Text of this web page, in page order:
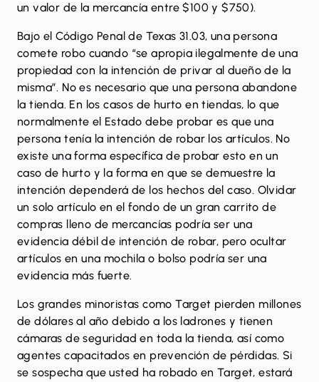
un valor de la mercancía entre $100 y $750).
Bajo elCódigo Penal de Texas 31.03, una persona
comete robo cuando “se apropia ilegalmente de una
propiedad con la intención de privar al dueño de la
misma”. No es necesario que una persona abandone
la tienda. En los casos de hurto en tiendas, lo que
normalmente el Estado debe probar es que una
persona tenía la intención de robar los artículos. No
existe una forma específica de probar esto en un
caso de hurto y la forma en que se demuestre la
intención dependerá de los hechos del caso. Olvidar
un solo artículo en el fondo de un gran carrito de
compras lleno de mercancías podría ser una
evidencia débil de intención de robar, pero ocultar
artículos en una mochila o bolso podría ser una
evidencia más fuerte.
Los grandes minoristas como Target pierden millones
de dólares al año debido a los ladrones y tienen
cámaras de seguridad en toda la tienda, así como
agentes capacitados en prevención de pérdidas. Si
se sospecha que usted ha robado en Target, estará